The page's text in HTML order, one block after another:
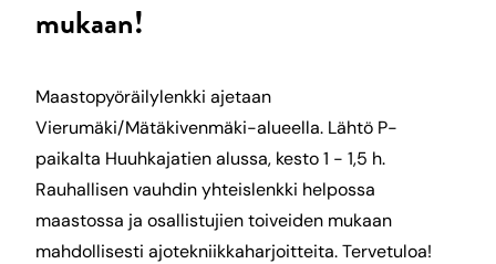
mukaan!
Maastopyöräilylenkki ajetaan
Vierumäki/Mätäkivenmäki-alueella. Lähtö P-
paikalta Huuhkajatien alussa, kesto 1 - 1,5 h.
Rauhallisen vauhdin yhteislenkki helpossa
maastossa ja osallistujien toiveiden mukaan
mahdollisesti ajotekniikkaharjoitteita. Tervetuloa!